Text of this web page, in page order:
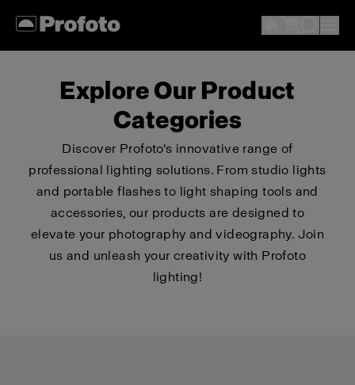
Explore Our Product
Categories
Discover Profoto's innovative range of
professional lighting solutions. From studio lights
and portable flashes to light shaping tools and
accessories, our products are designed to
elevate your photography and videography. Join
us and unleash your creativity with Profoto
lighting!